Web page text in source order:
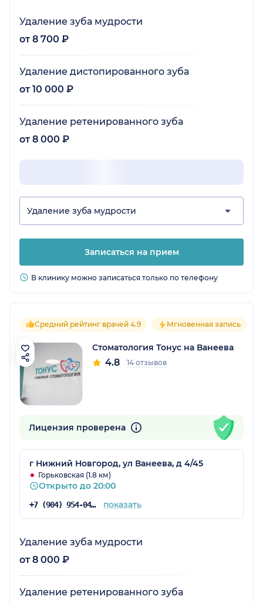
Удаление зуба мудрости
от 8 700 ₽
Удаление дистопированного зуба
от 10 000 ₽
Удаление ретенированного зуба
от 8 000 ₽
Удаление зуба мудрости
Записаться на прием
В клинику можно записаться только по телефону
Средний рейтинг врачей 4.9 Мгновенная запись
Стоматология Тонус на Ванеева
4.8 14 отзывов
Лицензия проверена
г Нижний Новгород, ул Ванеева, д 4/45
Горьковская (1.8 км)
Открыто до 20:00
+7 (904) 954-04-28 показать
Удаление зуба мудрости
от 8 000 ₽
Удаление ретенированного зуба